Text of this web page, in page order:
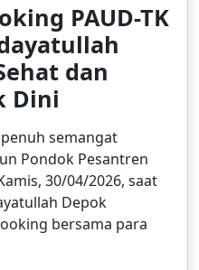
PAUD-TK
dan
Dini
semangat
Pondok Pesantren
30/04/2026, saat
Depok
bersama para